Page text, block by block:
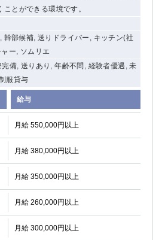
ことができる環境です。
幹部候補, 送りドライバー, キッチン(社
ー, ソムリエ
完備, 送りあり, 年齢不問, 経験者優遇, 未
服貸与
給与
月給 550,000円以上
月給 380,000円以上
月給 350,000円以上
月給 260,000円以上
月給 300,000円以上